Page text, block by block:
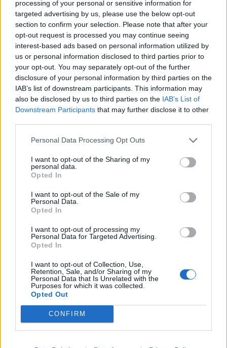
processing of your personal or sensitive information for
targeted advertising by us, please use the below opt-out
section to confirm your selection. Please note that after your
opt-out request is processed you may continue seeing
interest-based ads based on personal information utilized by
us or personal information disclosed to third parties prior to
your opt-out. You may separately opt-out of the further
disclosure of your personal information by third parties on the
IAB’s list of downstream participants. This information may
also be disclosed by us to third parties on the IAB’s List of
Downstream Participants that may further disclose it to other
Personal Data Processing Opt Outs
I want to opt-out of the Sharing of my
personal data.
Opted In
I want to opt-out of the Sale of my
Personal Data.
Opted In
I want to opt-out of processing my
Personal Data for Targeted Advertising.
Opted In
I want to opt-out of Collection, Use,
Retention, Sale, and/or Sharing of my
Personal Data that Is Unrelated with the
Purposes for which it was collected.
Opted Out
CONFIRM
Artigo anterior
Reunião com ministra da
Justiça leva guardas
prisionais a desconvocar
greve
Próximo artigo
Menores de 12 anos
identificados como
correios de droga
Deputados do PSD saúdam Banda
Sinfónica da ARMAB pelo 1º lugar no
certame internacional de Valência